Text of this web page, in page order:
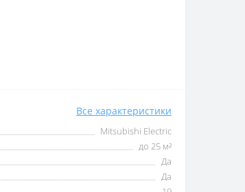
Все характеристики
Mitsubishi Electric
до 25 м²
Да
Да